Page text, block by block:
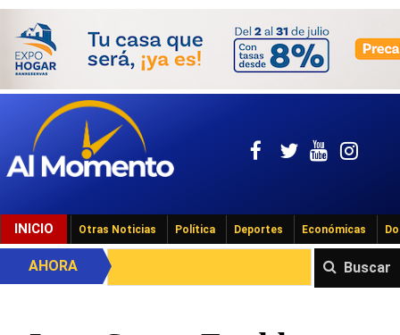
INICIO Otras Noticias Política Deportes Económicas
Buscar
AHORA